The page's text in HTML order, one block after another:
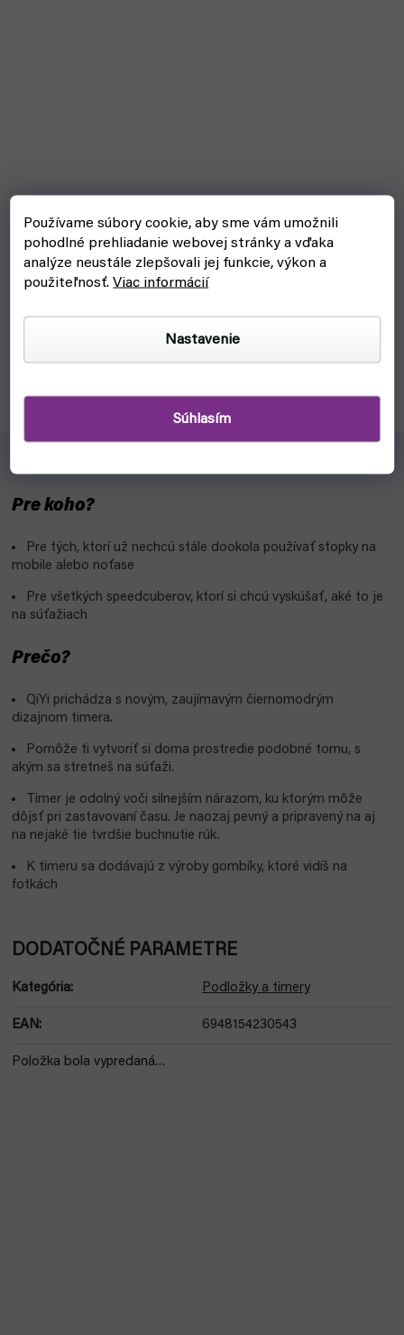
Používame súbory cookie, aby sme vám umožnili
pohodlné prehliadanie webovej stránky a vďaka
analýze neustále zlepšovali jej funkcie, výkon a
použiteľnosť.Viac informácií
Nastavenie
Súhlasím
QiYi - malá podložka na speedcubing
skladom, ihneď na odoslanie
€11,70
Podložka od QiYi ti pomôže vytvoriť si doma poriadne
Pre koho?
Pre tých, ktorí už nechcú stále dookola používať stopky na
mobile alebo noťase
Pre všetkých speedcuberov, ktorí si chcú vyskúšať, aké to je
na súťažiach
Prečo?
QiYi prichádza s novým, zaujímavým čiernomodrým
dizajnom timera.
Pomôže ti vytvoriť si doma prostredie podobné tomu, s
akým sa stretneš na súťaži.
Timer je odolný voči silnejším nárazom, ku ktorým môže
dôjsť pri zastavovaní času. Je naozaj pevný a pripravený na aj
na nejaké tie tvrdšie buchnutie rúk.
K timeru sa dodávajú z výroby gombíky, ktoré vidíš na
fotkách
DODATOČNÉ PARAMETRE
Kategória: Podložky a timery
EAN: 6948154230543
Položka bola vypredaná…